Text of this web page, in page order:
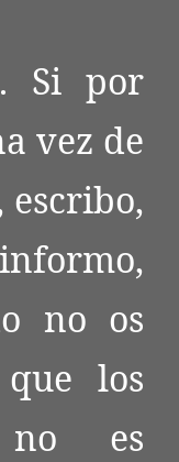
Si por
vez de
escribo,
no os
los
no es